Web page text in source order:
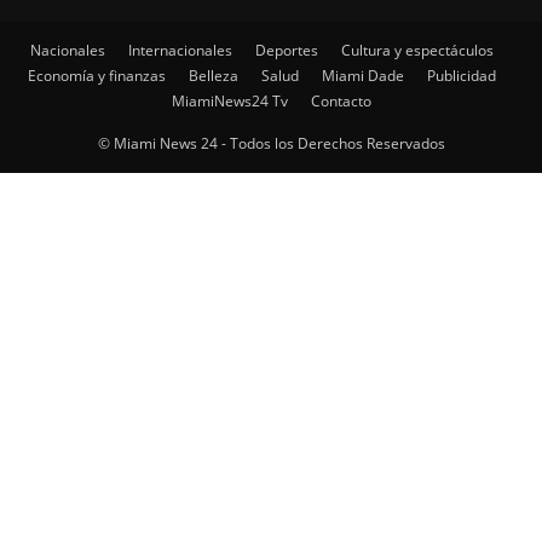
Nacionales Internacionales Deportes
Cultura y espectáculos
Economía y finanzas
Belleza Salud Miami Dade
Publicidad
MiamiNews24 Tv
Contacto
© Miami News 24 - Todos los Derechos Reservados